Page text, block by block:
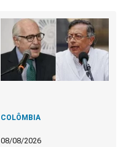
COLÔMBIA
08/08/2026